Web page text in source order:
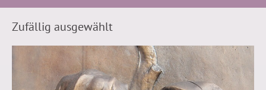
Zufällig ausgewählt